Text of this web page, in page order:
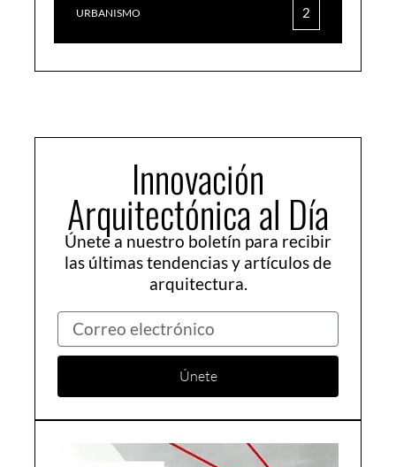
URBANISMO 2
Innovación
Arquitectónica al Día
Únete a nuestro boletín para recibir
las últimas tendencias y artículos de
arquitectura.
Correo
electrónico
Únete